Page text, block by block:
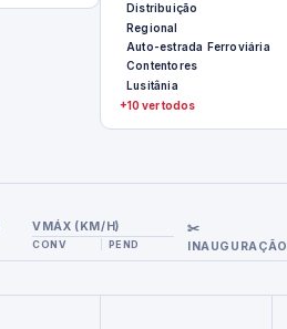
Distribuição
Regional
Auto-estrada Ferroviária
Contentores
Lusitânia
+10 ver todos
VMÁX (KM/H)
CONV PEND
✂️
INAUGURAÇÃO